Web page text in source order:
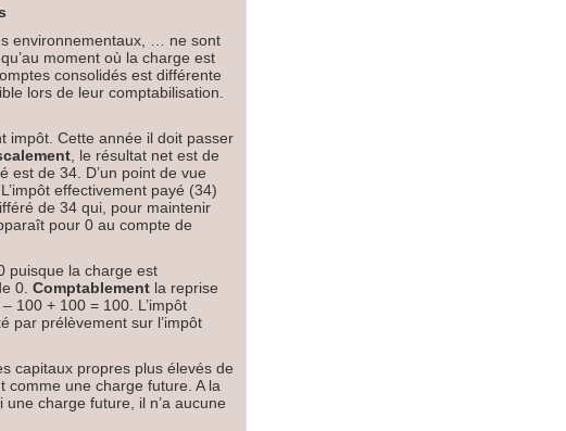
environnementaux, … ne sont
moment où la charge est
consolidés est différente
lors de leur comptabilisation.
impôt. Cette année il doit passer
, le résultat net est de
est de 34. D’un point de vue
effectivement payé (34)
de 34 qui, pour maintenir
pour 0 au compte de
puisque la charge est
0. Comptablementla reprise
100 + 100 = 100. L’impôt
par prélèvement sur l’impôt
capitaux propres plus élevés de
comme une charge future. A la
charge future, il n’a aucune